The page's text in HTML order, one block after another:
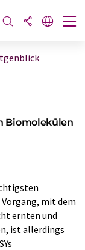
Biomolekülen
mit dem
ernten und
ist allerdings